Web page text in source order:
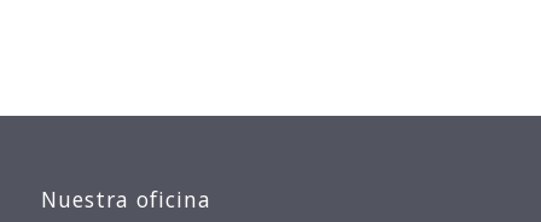
Nuestra oficina